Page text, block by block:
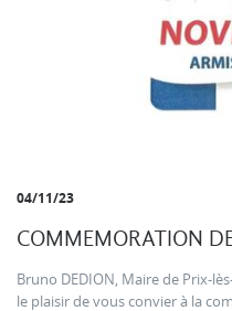
04/11/23
COMMEMORATION
Bruno DEDION, Maire de Prix-
le plaisir de vous convier à la